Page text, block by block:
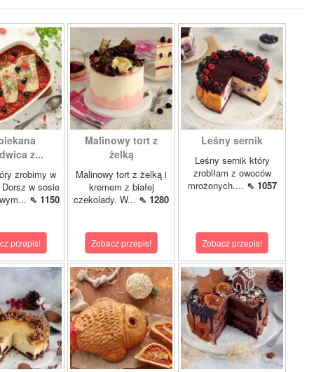
z...
zrobimy w
w sosie
⇖ 1150
przepis!
Malinowy tort z
żelką
Malinowy tort z żelką i
kremem z białej
czekolady. W... ⇖ 1280
Zobacz przepis!
Leśny sernik
Leśny sernik który
zrobiłam z owoców
mrożonych.... ⇖ 1057
Zobacz przepis!